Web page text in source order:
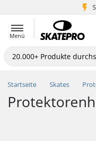
Menü
Startseite Skates